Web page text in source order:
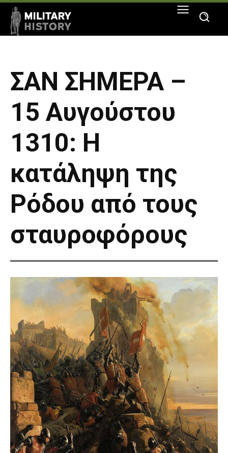
ΣΑΝ ΣΗΜΕΡΑ –
15 Αυγούστου
1310: Η
κατάληψη της
Ρόδου από τους
σταυροφόρους